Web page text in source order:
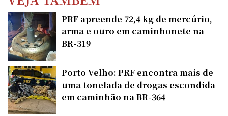
PRF apreende 72,4 kg de mercúrio,
arma e ouro em caminhonete na
BR-319
Porto Velho: PRF encontra mais de
uma tonelada de drogas escondida
em caminhão na BR-364